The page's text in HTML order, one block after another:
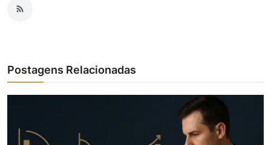
Postagens Relacionadas